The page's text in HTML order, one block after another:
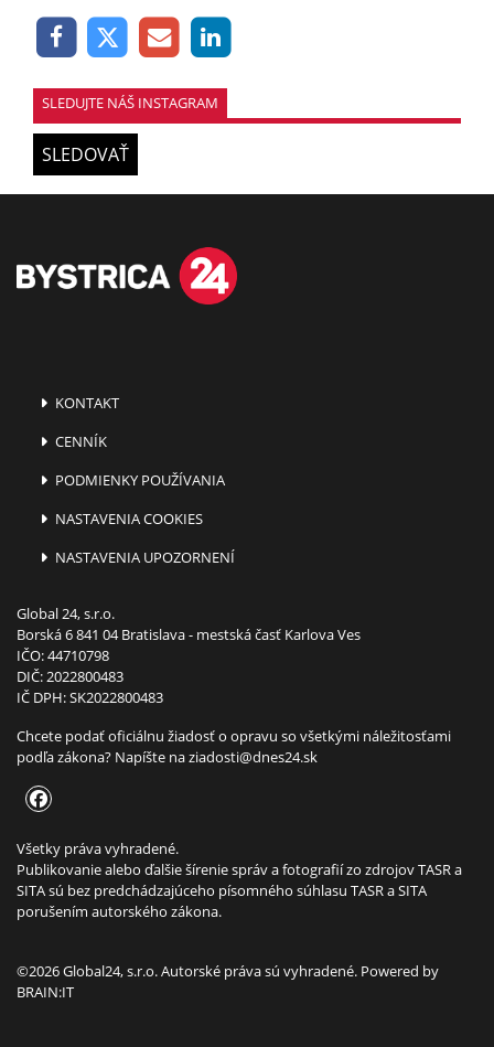
SLEDUJTE NÁŠ INSTAGRAM
SLEDOVAŤ
KONTAKT
CENNÍK
PODMIENKY POUŽÍVANIA
NASTAVENIA COOKIES
NASTAVENIA UPOZORNENÍ
Global 24, s.r.o.
Borská 6 841 04 Bratislava - mestská časť Karlova Ves
IČO: 44710798
DIČ: 2022800483
IČ DPH: SK2022800483
Chcete podať oficiálnu žiadosť o opravu so všetkými náležitosťami
podľa zákona? Napíšte naziadosti@dnes24.sk
Všetky práva vyhradené.
Publikovanie alebo ďalšie šírenie správ a fotografií zo zdrojov TASR a
SITA sú bez predchádzajúceho písomného súhlasu TASR a SITA
porušením autorského zákona.
©2026 Global24, s.r.o. Autorské práva sú vyhradené. Powered by
BRAIN:IT